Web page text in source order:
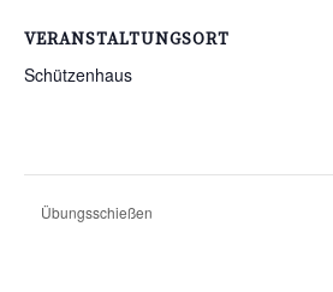
VERANSTALTUNGSORT
Schützenhaus
Übungsschießen